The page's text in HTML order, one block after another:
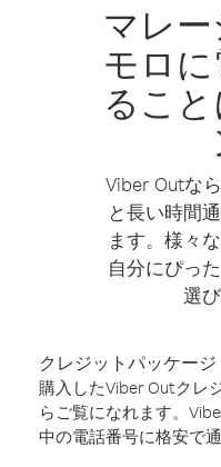
マレ
モロ
るこ
Viber Outな
と長い時間
ます。様々
自分にぴっ
選
クレジットパッケージ
購入したViber Outクレ
らご覧になれます。
中の電話番号に格安で通